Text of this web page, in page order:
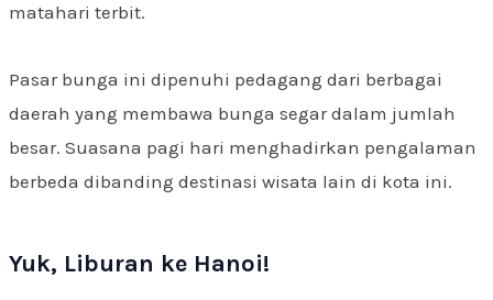
matahari terbit.
Pasar bunga ini dipenuhi pedagang dari berbagai
daerah yang membawa bunga segar dalam jumlah
besar. Suasana pagi hari menghadirkan pengalaman
berbeda dibanding destinasi wisata lain di kota ini.
Yuk, Liburan ke Hanoi!